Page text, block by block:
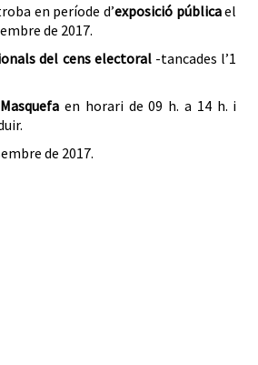
en període d’exposició públicael
de 2017.
del cens electoral-tancades l’1
en horari de 09 h. a 14 h. i
de 2017.